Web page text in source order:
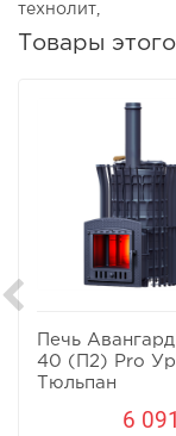
технолит
Товары
Печь
40 (П2) Pro
Тюльпан
6